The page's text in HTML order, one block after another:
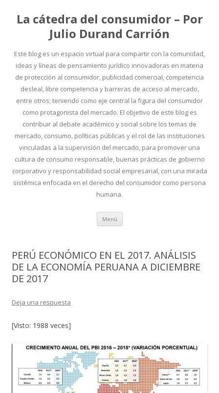
La cátedra del consumidor – Por
Julio Durand Carrión
Este blog es un espacio virtual para compartir con la comunidad,
ideas y líneas de pensamiento jurídico innovadoras en materia
de protección al consumidor, publicidad comercial, competencia
desleal, libre competencia y barreras de acceso al mercado,
entre otros; teniendo como eje central la figura del consumidor
como protagonista del mercado. El objetivo de este blog es
contribuir al debate académico y social sobre los temas de
mercado, consumo, políticas públicas y el rol de las instituciones
vinculadas a la supervisión del mercado, para promover una
cultura de consumo responsable, buenas prácticas de gobierno
corporativo y responsabilidad social empresarial, con una mirada
sistémica enfocada en el derecho del consumidor como persona
humana.
Menú Ir
contenido
PERÚ ECONÓMICO EN EL 2017. ANÁLISIS
DE LA ECONOMÍA PERUANA A DICIEMBRE
DE 2017
Deja una respuesta
[Visto: 1988 veces]